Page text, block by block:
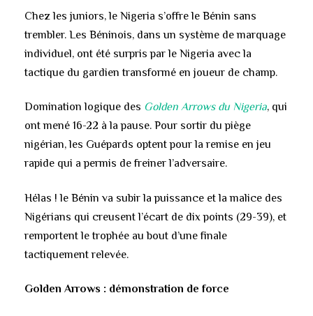
Chez les juniors, le Nigeria s’offre le Bénin sans
trembler. Les Béninois, dans un système de marquage
individuel, ont été surpris par le Nigeria avec la
tactique du gardien transformé en joueur de champ.
Domination logique des Golden Arrows du Nigeria, qui
ont mené 16-22 à la pause. Pour sortir du piège
nigérian, les Guépards optent pour la remise en jeu
rapide qui a permis de freiner l’adversaire.
Hélas ! le Bénin va subir la puissance et la malice des
Nigérians qui creusent l’écart de dix points (29-39), et
remportent le trophée au bout d’une finale
tactiquement relevée.
Golden Arrows : démonstration de force